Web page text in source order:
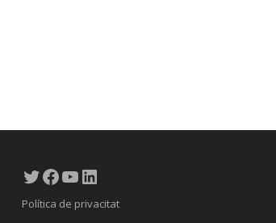
Twitter
Facebook
YouTube
LinkedIn
Política de privacitat